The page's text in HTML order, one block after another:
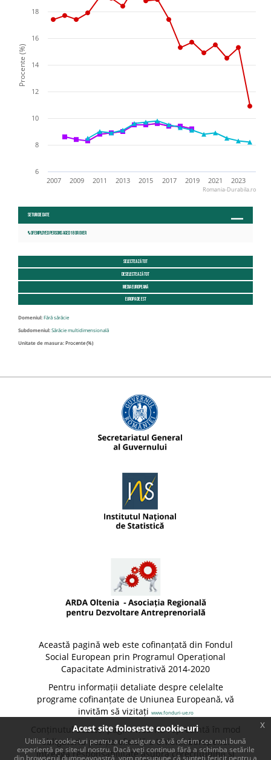
Procente (%)
2007 2009 2011 2013 2015 2017 2019 2021 2023
10
6
8
12
14
16
18
Romania-Durabila.ro
Seturi de date
% of employed persons aged 18 or over
Selectează tot
Deselectează tot
Media Europeană
Europa de est
Domeniul:Fără sărăcie
Subdomeniul:Sărăcie multidimensională
Unitate de masura:Procente (%)
Această pagină web este cofinanțată din Fondul
Social European prin Programul Operațional
Capacitate Administrativă 2014-2020
Pentru informații detaliate despre celelalte
programe cofinanțate de Uniunea Europeană, vă
invităm să vizitați www.fonduri-ue.ro
Conținutul acestei pagini web nu reprezintă în mod
obligatoriu poziția oficială a Uniunii Europene.
Întreaga responsabilitate asupra corectitudinii și
Acest site foloseste cookie-uri
Utilizăm cookie-uri pentru a ne asigura că vă oferim cea mai bună
experiență pe site-ul nostru. Dacă veți continua fără a schimba setările
din browserul dumneavoastră, vom presupune că sunteți fericit pentru a
x